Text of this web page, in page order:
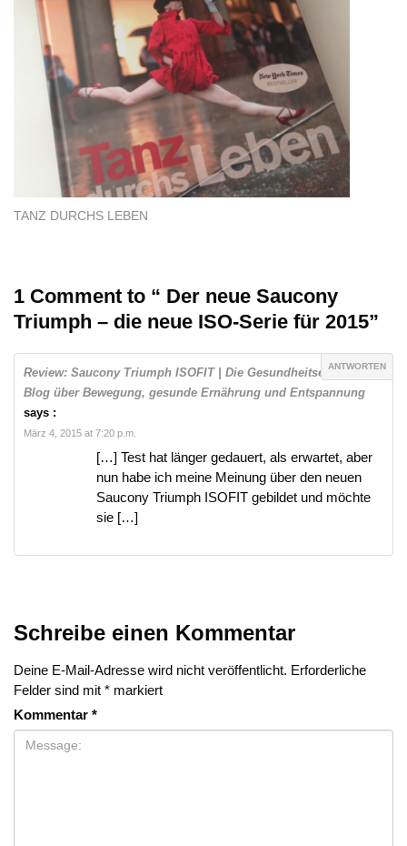
TANZ DURCHS LEBEN
1 Comment to “ Der neue Saucony
Triumph – die neue ISO-Serie für 2015”
Review: Saucony Triumph ISOFIT | Die Gesundheitsexperten -
Blog über Bewegung, gesunde Ernährung und Entspannung
says :
ANTWORTEN
März 4, 2015 at 7:20 p.m.
[…] Test hat länger gedauert, als erwartet, aber
nun habe ich meine Meinung über den neuen
Saucony Triumph ISOFIT gebildet und möchte
sie […]
Schreibe einen Kommentar
Deine E-Mail-Adresse wird nicht veröffentlicht. Erforderliche
Felder sind mit * markiert
Kommentar *